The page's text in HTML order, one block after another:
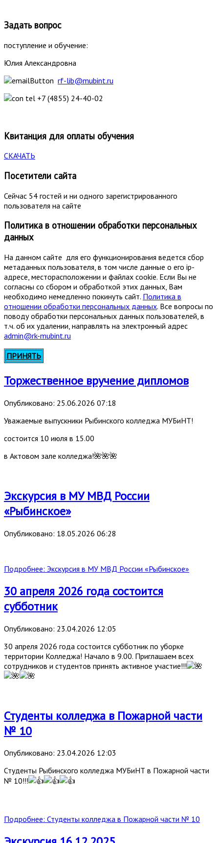
Задать вопрос
поступление и обучение:
Юлия Александровна
rf-lib@mubint.ru
+7 (4855) 24-40-02
Квитанция для оплаты обучения
СКАЧАТЬ
Посетители сайта
Сейчас 54 гостей и ни одного зарегистрированного
пользователя на сайте
Политика в отношении обработки персональных
данных
На данном сайте для его функционирования ведется сбор
метаданных пользователя, в том числе данные о его ip-
адресе, месторасположении и файлах cookie. Если Вы не
согласны со сбором и обработкой этих данных, Вам
необходимо немедленно покинуть сайт. Политика в
отношении обработки персональных данных. Все вопросы по
поводу обработки персональных данных пользователей, в
т.ч. об их удалении, направлять на электронный адрес
admin@rk-mubint.ru
ПРИНЯТЬ
Торжественное вручение дипломов
Опубликовано: 25.06.2026 07:18
Уважаемые выпускники Рыбинского колледжа МУБиНТ!
состоится 10 июля в 15.00
в Актовом зале колледжа!🌺🌺🌺
Экскурсия в МУ МВД России
«Рыбинское»
Опубликовано: 18.05.2026 06:28
Подробнее: Экскурсия в МУ МВД России «Рыбинское»
30 апреля 2026 года состоится
субботник
Опубликовано: 23.04.2026 12:05
30 апреля 2026 года состоится субботник по уборке
территории Колледжа! Начало в 9.00. Приглашаем всех
сотрудников и студентов принять активное участие!!!
Студенты колледжа в Пожарной части
№ 10
Опубликовано: 23.04.2026 12:03
Студенты Рыбинского колледжа МУБиНТ в Пожарной части
№ 10!!!
Подробнее: Студенты колледжа в Пожарной части № 10